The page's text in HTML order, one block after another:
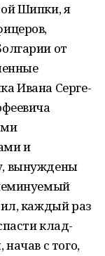
Шипки, я
от
Ивана Серге-
и
вынуждены
каждый раз
клад-
с того,